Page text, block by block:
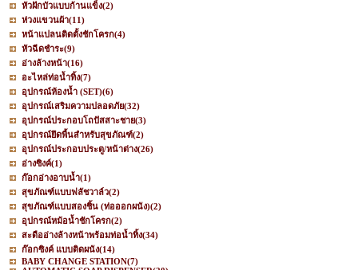
หัวฝักบัวแบบก้านแข็ง(2)
ห่วงแขวนผ้า(11)
หน้าแปลนติดตั้งชักโครก(4)
หัวฉีดชำระ(9)
อ่างล้างหน้า(16)
อะไหล่ท่อน้ำทิ้ง(7)
อุปกรณ์ห้องน้ำ (SET)(6)
อุปกรณ์เสริมความปลอดภัย(32)
อุปกรณ์ประกอบโถปัสสาะชาย(3)
อุปกรณ์ยึดพื้นสำหรับสุขภัณฑ์(2)
อุปกรณ์ประกอบประตู/หน้าต่าง(26)
อ่างซิงค์(1)
ก๊อกอ่างอาบน้ำ(1)
สุขภัณฑ์แบบฟลัชวาล์ว(2)
สุขภัณฑ์แบบสองชิ้น (ท่อออกผนัง)(2)
อุปกรณ์หม้อน้ำชักโครก(2)
สะดืออ่างล้างหน้าพร้อมท่อน้ำทิ้ง(34)
ก๊อกซิงค์ แบบติดผนัง(14)
BABY CHANGE STATION(7)